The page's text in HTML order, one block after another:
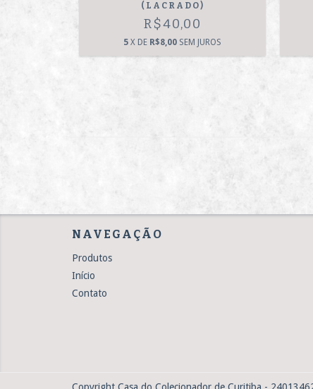
(LACRADO)
R$40,00
5 X DE R$8,00 SEM JUROS
NAVEGAÇÃO
Produtos
Início
Contato